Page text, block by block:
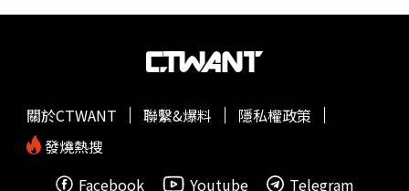
關於CTWANT 聯繫&爆料
隱私權政策
發燒熱搜
Facebook
Youtube Telegram